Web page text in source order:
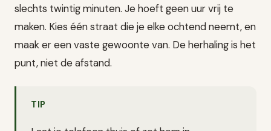
slechts twintig minuten. Je hoeft geen uur vrij te
maken. Kies één straat die je elke ochtend neemt, en
maak er een vaste gewoonte van. De herhaling is het
punt, niet de afstand.
TIP